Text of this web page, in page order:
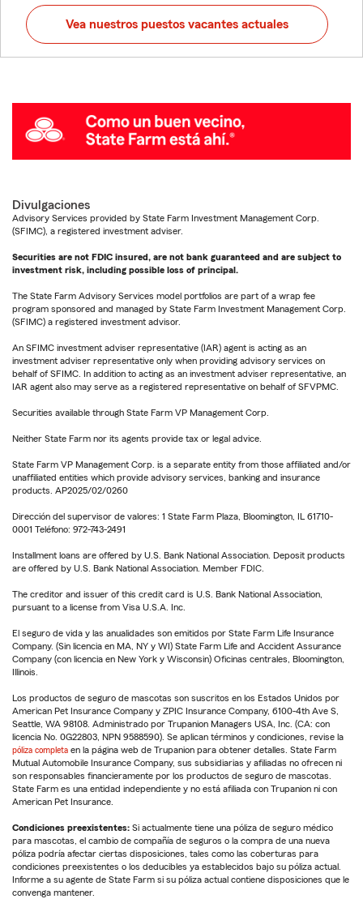
Vea nuestros puestos vacantes actuales
Divulgaciones
Advisory Services provided by State Farm Investment Management Corp.
(SFIMC), a registered investment adviser.
Securities are not FDIC insured, are not bank guaranteed and are subject to
investment risk, including possible loss of principal.
The State Farm Advisory Services model portfolios are part of a wrap fee
program sponsored and managed by State Farm Investment Management Corp.
(SFIMC) a registered investment advisor.
An SFIMC investment adviser representative (IAR) agent is acting as an
investment adviser representative only when providing advisory services on
behalf of SFIMC. In addition to acting as an investment adviser representative, an
IAR agent also may serve as a registered representative on behalf of SFVPMC.
Securities available through State Farm VP Management Corp.
Neither State Farm nor its agents provide tax or legal advice.
State Farm VP Management Corp. is a separate entity from those affiliated and/or
unaffiliated entities which provide advisory services, banking and insurance
products. AP2025/02/0260
Dirección del supervisor de valores: 1 State Farm Plaza, Bloomington, IL 61710-
0001 Teléfono: 972-743-2491
Installment loans are offered by U.S. Bank National Association. Deposit products
are offered by U.S. Bank National Association. Member FDIC.
The creditor and issuer of this credit card is U.S. Bank National Association,
pursuant to a license from Visa U.S.A. Inc.
El seguro de vida y las anualidades son emitidos por State Farm Life Insurance
Company. (Sin licencia en MA, NY y WI) State Farm Life and Accident Assurance
Company (con licencia en New York y Wisconsin) Oficinas centrales, Bloomington,
Illinois.
Los productos de seguro de mascotas son suscritos en los Estados Unidos por
American Pet Insurance Company y ZPIC Insurance Company, 6100-4th Ave S,
Seattle, WA 98108. Administrado por Trupanion Managers USA, Inc. (CA: con
licencia No. 0G22803, NPN 9588590). Se aplican términos y condiciones, revise la
póliza completa en la página web de Trupanion para obtener detalles. State Farm
Mutual Automobile Insurance Company, sus subsidiarias y afiliadas no ofrecen ni
son responsables financieramente por los productos de seguro de mascotas.
State Farm es una entidad independiente y no está afiliada con Trupanion ni con
American Pet Insurance.
Condiciones preexistentes: Si actualmente tiene una póliza de seguro médico
para mascotas, el cambio de compañía de seguros o la compra de una nueva
póliza podría afectar ciertas disposiciones, tales como las coberturas para
condiciones preexistentes o los deducibles ya establecidos bajo su póliza actual.
Informe a su agente de State Farm si su póliza actual contiene disposiciones que le
convenga mantener.